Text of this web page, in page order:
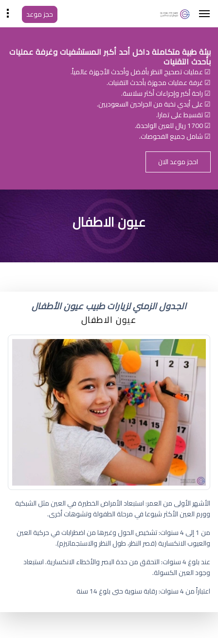
حجز موعد
بيئة طبية متكاملة داخل أحد أكبر المستشفيات وغرفة عمليات
بأحدث التقنيات
☑ عمليات تصحيح النظر بأفضل وأحدث الأجهزة عالمياً.
☑ غرفة عمليات مجهزة بأحدث التقنيات.
☑ راحة أكبر وإجراءات أكثر سلاسة.
☑ على أيدي نخبة من الجراحين السعوديين.
☑ تقسيط على تمارا.
☑ 1700 ريال للعين الواحدة.
☑ شامل جميع الفحوصات.
احجز موعد الان
اسباب احمرار وانتفاخ
العين عند الاطفال
عيون الاطفال
الجدول الزمني لزيارات طبيب عيون الأطفال
عيون الاطفال
الأشهر الأولى من العمر: استبعاد الأمراض الخطيرة في العين مثل الشبكية
وورم العين الأكثر شيوعا في مرحلة الطفولة وتشوهات أخرى.
من 1 إلى 4 سنوات: تشخيص الحول وغيرها من اضطرابات في حركية العين
والعيوب الانكسارية (قصر النظر، طول النظر والاستجماتيزم).
عند بلوغ 4 سنوات: التحقق من حدة البصر والأخطاء الانكسارية. استبعاد
وجود العين الكسولة.
اعتباراً من 4 سنوات: رقابة سنوية حتى بلوغ 14 سنة